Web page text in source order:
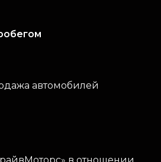
автомобилей